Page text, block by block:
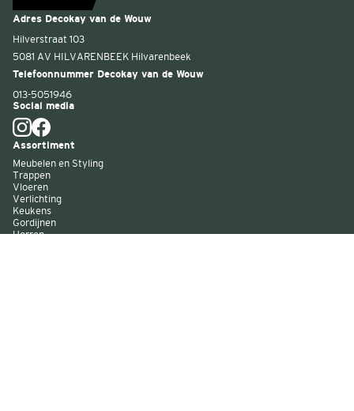
Adres Decokay van de Wouw
Hilverstraat 103
5081 AV HILVARENBEEK Hilvarenbeek
Telefoonnummer Decokay van de Wouw
013-5051946
Social media
Assortiment
Meubelen en Styling
Trappen
Vloeren
Verlichting
Keukens
Gordijnen
Horren